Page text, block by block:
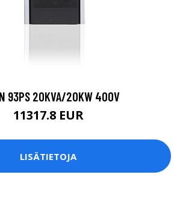
93PS 20KVA/20KW 400V
11317.8 EUR
LISÄTIETOJA